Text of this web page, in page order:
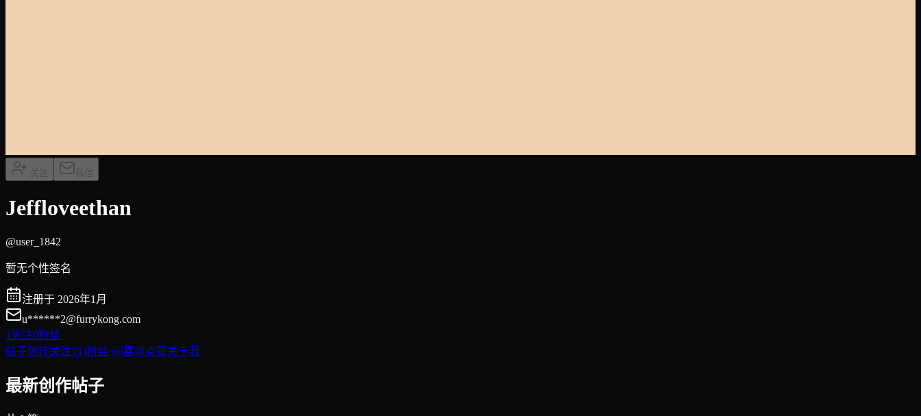
关注 私信
Jeffloveethan
@user_1842
暂无个性签名
注册于 2026年1月
u******2@furrykong.com
1 关注0粉丝
帖子创作关注 (1)粉丝 (0)喜欢点赞关于我
最新创作帖子